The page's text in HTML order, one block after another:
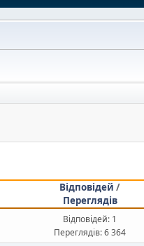
Відповідей /
Переглядів
Відповідей: 1
Переглядів: 6 364